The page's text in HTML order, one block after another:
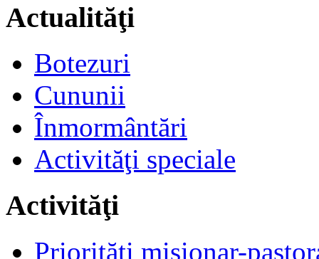
Actualităţi
Botezuri
Cununii
Înmormântări
Activităţi speciale
Activităţi
Priorităţi misionar-